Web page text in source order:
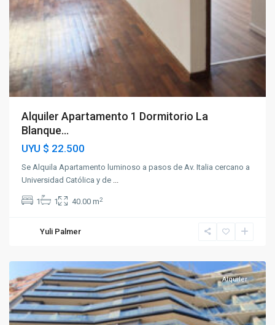
Alquiler Apartamento 1 Dormitorio La
Blanque...
UYU $ 22.500
Se Alquila Apartamento luminoso a pasos de Av. Italia cercano a
Universidad Católica y de ...
1 1 40.00 m2
Yuli Palmer
Alquiler